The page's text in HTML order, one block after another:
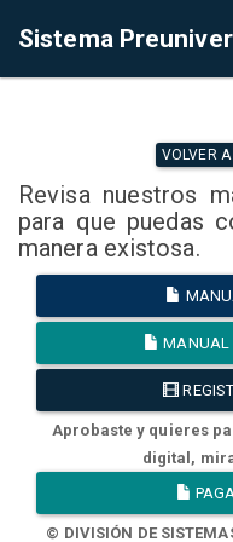
Sistema
VOLVER A
Revisa nuestros
para que puedas
manera existosa.
MANUAL
Aprobaste y quieres
digital,
© DIVISIÓN DE